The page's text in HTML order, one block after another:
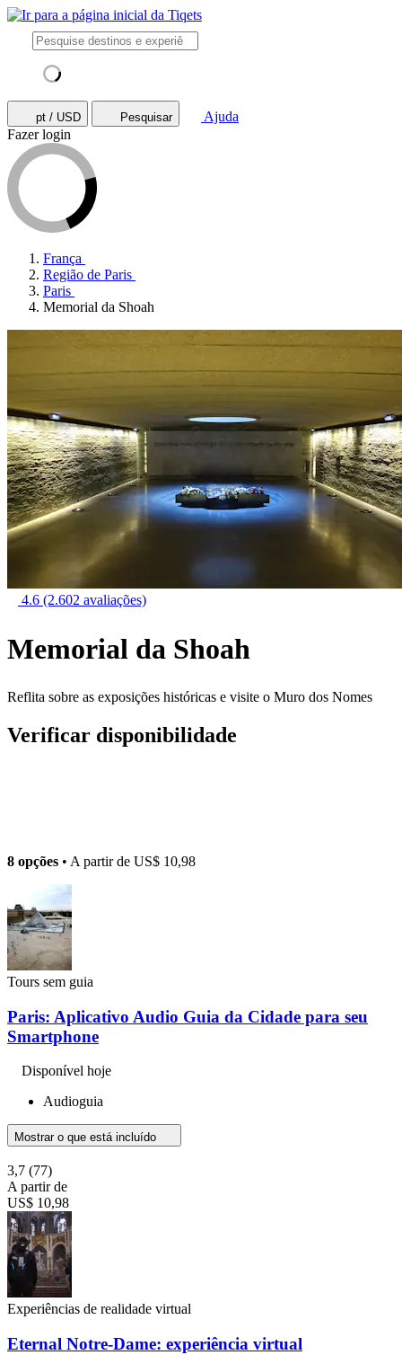
pt / USD Pesquisar
Ajuda
Fazer login
França
Região de Paris
Paris
Memorial da Shoah
4.6 (2.602 avaliações)
Memorial da Shoah
Reflita sobre as exposições históricas e visite o Muro dos Nomes
Verificar disponibilidade
8 opções • A partir de US$ 10,98
Tours sem guia
Paris: Aplicativo Audio Guia da Cidade para seu
Smartphone
Disponível hoje
Audioguia
Mostrar o que está incluído
3,7 (77)
A partir de
US$ 10,98
Experiências de realidade virtual
Eternal Notre-Dame: experiência virtual